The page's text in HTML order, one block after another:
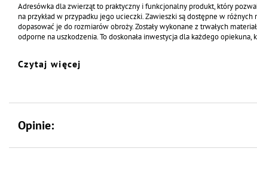
Adresówka dla zwierząt to praktyczny i funkcjonalny produkt, który
na przykład w przypadku jego ucieczki. Zawieszki są dostępne w
dopasować je do rozmiarów obroży. Zostały wykonane z trwałych
odporne na uszkodzenia. To doskonała inwestycja dla każdego opiekuna,
Wysokość : 37 mm
Dodatkowo oferujemy personalizację produktu dzięki usłudze
Czytaj więcej
Opinie: